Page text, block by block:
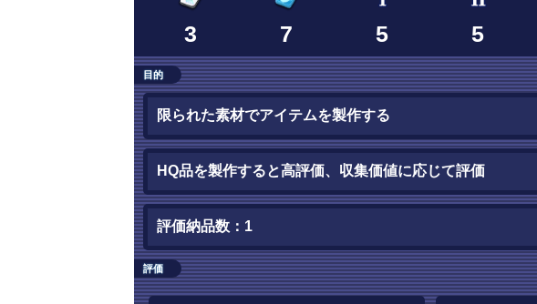
3 7 5 5
目的
限られた素材でアイテムを製作する
HQ品を製作すると高評価、収集価値に応じて評価
評価納品数：1
評価